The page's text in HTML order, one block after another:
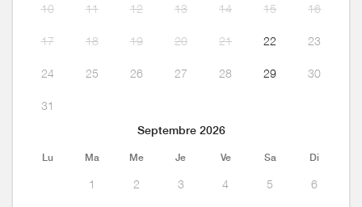
10 11 12 13 14 15 16
17 18 19 20 21 22 23
24 25 26 27 28 29 30
31
Septembre 2026
Lu Ma Me Je Ve Sa Di
1 2 3 4 5 6